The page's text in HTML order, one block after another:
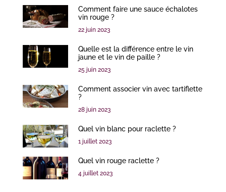
Comment faire une sauce échalotes
vin rouge ?
22 juin 2023
Quelle est la différence entre le vin
jaune et le vin de paille ?
25 juin 2023
Comment associer vin avec tartiflette
?
28 juin 2023
Quel vin blanc pour raclette ?
1 juillet 2023
Quel vin rouge raclette ?
4 juillet 2023